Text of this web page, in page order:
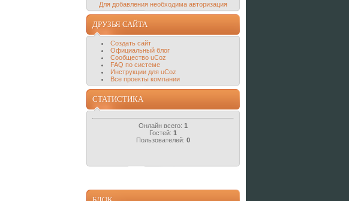
Для добавления необходима авторизация
ДРУЗЬЯ САЙТА
Создать сайт
Официальный блог
Сообщество uCoz
FAQ по системе
Инструкции для uCoz
Все проекты компании
СТАТИСТИКА
Онлайн всего: 1
Гостей: 1
Пользователей: 0